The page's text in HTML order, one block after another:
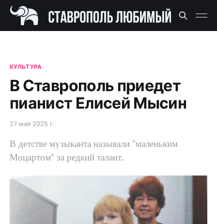
КУЛЬТУРА
В Ставрополь приедет
пианист Елисей Мысин
27 мая 2025 г.
В детстве музыканта называли "маленьким
Моцартом" за редкий талант.